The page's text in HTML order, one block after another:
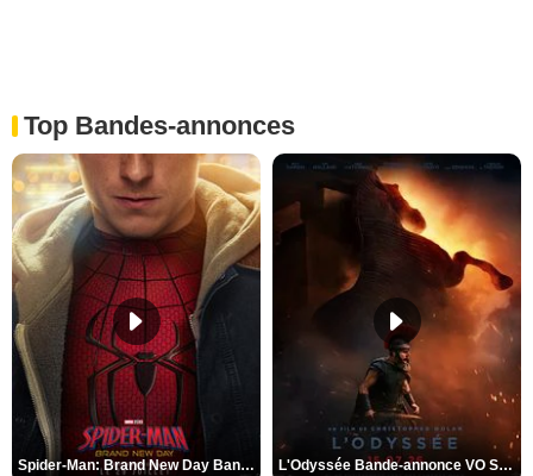
Top Bandes-annonces
Spider-Man: Brand New Day Bande-annonce VO STFR L'Odyssée Bande-annonce VO STFR